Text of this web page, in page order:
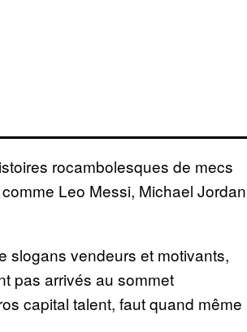
rocambolesques de mecs
Leo Messi, Michael Jordan
slogans vendeurs et motivants,
pas arrivés au sommet
capital talent, faut quand même